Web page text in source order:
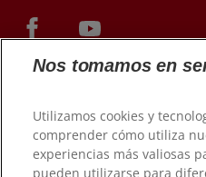
Nos tomamos en
Utilizamos cookies y
comprender cómo utiliza
experiencias más valiosas
pueden utilizarse para